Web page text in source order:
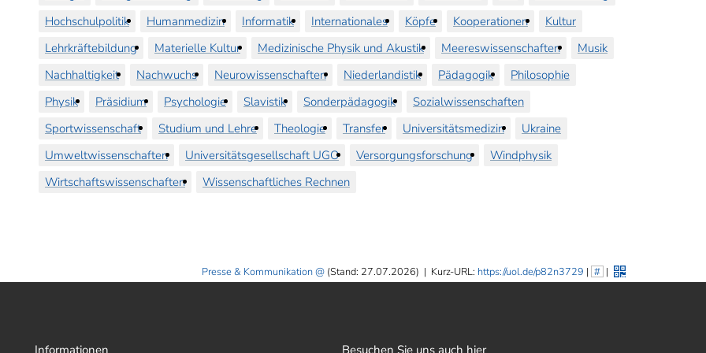
Hochschulpolitik
Humanmedizin Informatik Internationales Köpfe Kooperationen
Kultur
Lehrkräftebildung
Materielle Kultur Medizinische Physik und Akustik Meereswissenschaften
Musik
Nachhaltigkeit
Nachwuchs Neurowissenschaften Niederlandistik Pädagogik
Philosophie
Physik
Präsidium Psychologie Slavistik Sonderpädagogik
Sozialwissenschaften
Sportwissenschaft
Studium und Lehre Theologie Transfer Universitätsmedizin
Ukraine
Umweltwissenschaften
Universitätsgesellschaft UGO Versorgungsforschung
Windphysik
Wirtschaftswissenschaften
Wissenschaftliches Rechnen
Presse & Kommunikation (Stand: 27.07.2026) | Kurz-URL: https://uol.de/p82n3729 | # |